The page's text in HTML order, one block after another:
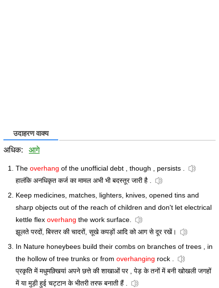
उदाहरण वाक्य
अधिक: आगे
The overhang of the unofficial debt , though , persists .
हालंकि अनधिकृत कर्ज का मामल अभी भी बदस्तूर जारी है .
Keep medicines, matches, lighters, knives, opened tins and
sharp objects out of the reach of children and don't let electrical
kettle flex overhang the work surface.
झूलते परदों, बिस्तर की चादरों, सूखे कपड़ों आदि को आग से दूर रखें।
In Nature honeybees build their combs on branches of trees , in
the hollow of tree trunks or from overhanging rock .
प्रकृति में मधुमक़्खियां अपने छत्ते की शाखाओं पर , पेड़ के तनों में बनी खोखली जगहों
में या मुड़ी हुई चट्टान के भीतरी तरफ बनाती हैं .